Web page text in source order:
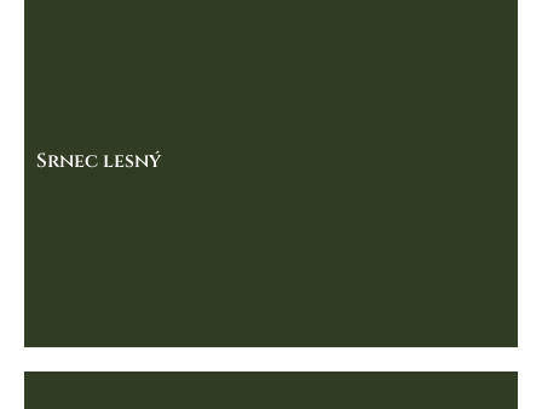
Srnec lesný